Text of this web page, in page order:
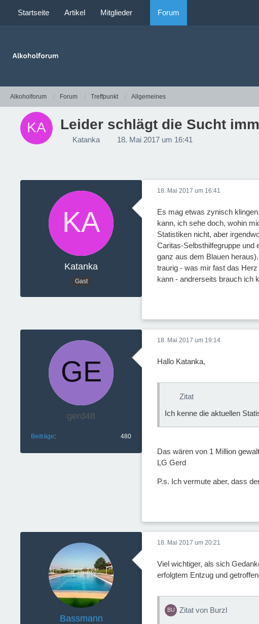
Startseite Artikel Mitglieder Forum
Alkoholforum Forum Treffpunkt Allgemeines
Leider schlägt die Sucht
Katanka 18. Mai 2017 um 16:41
Katanka
Gast
18. Mai 2017 um 16:41
Es mag etwas zynisch
kann, ich sehe doch, wohin
Statistiken nicht, aber
Caritas-Selbsthilfegruppe und
ganz aus dem Blauen
traurig - was mir fast das
kann - andrerseits brauch ich
gerd48
Beiträge 480
18. Mai 2017 um 19:14
Hallo Katanka,
Zitat
Ich kenne die aktuellen
Das wären von 1 Million
LG Gerd
P.s. Ich vermute aber, dass
Bassmann
18. Mai 2017 um 20:21
Viel wichtiger, als sich
erfolgtem Entzug und
Zitat von Burzl